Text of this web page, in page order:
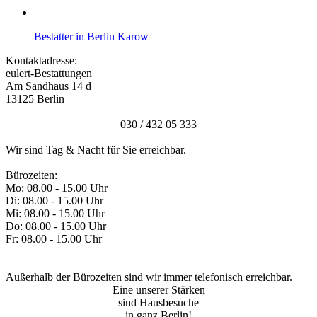
Bestatter in Berlin Karow
Kontaktadresse:
eulert-Bestattungen
Am Sandhaus 14 d
13125 Berlin
030 / 432 05 333
Wir sind Tag & Nacht für Sie erreichbar.
Bürozeiten:
Mo: 08.00 - 15.00 Uhr
Di: 08.00 - 15.00 Uhr
Mi: 08.00 - 15.00 Uhr
Do: 08.00 - 15.00 Uhr
Fr: 08.00 - 15.00 Uhr
Außerhalb der Bürozeiten sind wir immer telefonisch erreichbar.
Eine unserer Stärken
sind Hausbesuche